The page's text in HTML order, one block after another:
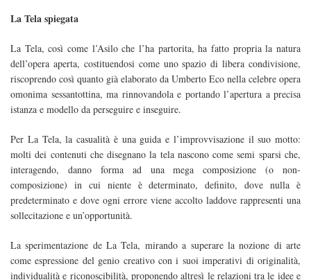
La Tela spiegata
La Tela, così come l’Asilo che l’ha partorita, ha fatto propria la natura
dell’opera aperta, costituendosi come uno spazio di libera condivisione,
riscoprendo così quanto già elaborato da Umberto Eco nella celebre opera
omonima sessantottina, ma rinnovandola e portando l’apertura a precisa
istanza e modello da perseguire e inseguire.
Per La Tela, la casualità è una guida e l’improvvisazione il suo motto:
molti dei contenuti che disegnano la tela nascono come semi sparsi che,
interagendo, danno forma ad una mega composizione (o non-
composizione) in cui niente è determinato, definito, dove nulla è
predeterminato e dove ogni errore viene accolto laddove rappresenti una
sollecitazione e un’opportunità.
La sperimentazione de La Tela, mirando a superare la nozione di arte
come espressione del genio creativo con i suoi imperativi di originalità,
individualità e riconoscibilità, proponendo altresì le relazioni tra le idee e